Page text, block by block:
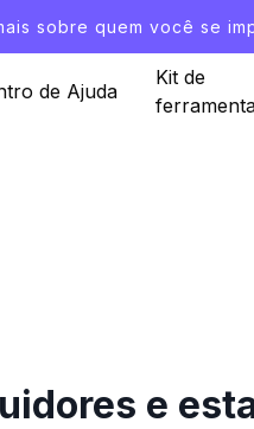
sobre quem você se
de Ajuda
Kit de
e